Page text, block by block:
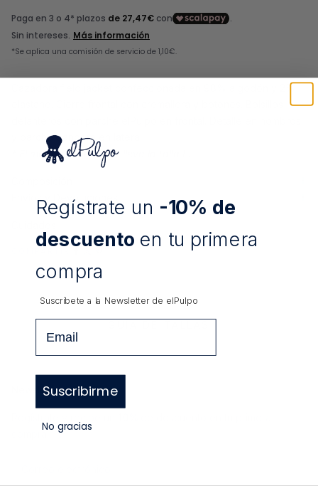
Cazadora field jacket confeccionada en 98% algodón y 2%
y parche bandera en lateral.
* El modelo mide 1.87 y lleva la talla L.
Envíos y Devoluciones
Newsletter
compra
Regístrate un -10% de
descuento en tu primera
compra
Suscríbete a la Newsletter de elPulpo
Suscribirme
No gracias